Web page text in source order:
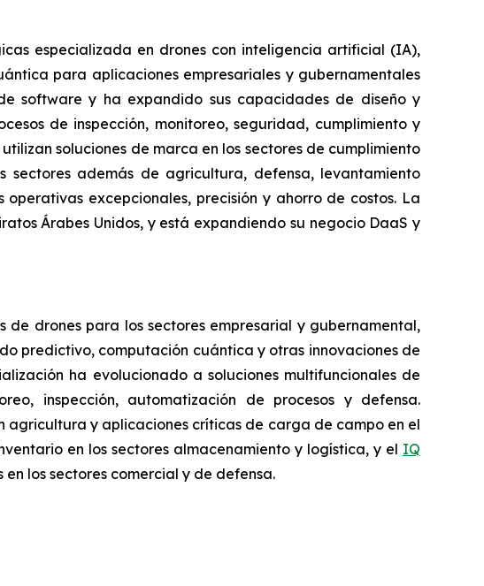
especializada en drones con inteligencia artificial (IA),
para aplicaciones empresariales y gubernamentales
software y ha expandido sus capacidades de diseño y
de inspección, monitoreo, seguridad, cumplimiento y
soluciones de marca en los sectores de cumplimiento
sectores además de agricultura, defensa, levantamiento
excepcionales, precisión y ahorro de costos. La
Árabes Unidos, y está expandiendo su negocio DaaS y
drones para los sectores empresarial y gubernamental,
predictivo, computación cuántica y otras innovaciones de
ha evolucionado a soluciones multifuncionales de
inspección, automatización de procesos y defensa.
y aplicaciones críticas de carga de campo en el
en los sectores almacenamiento y logística, y el IQ
los sectores comercial y de defensa.